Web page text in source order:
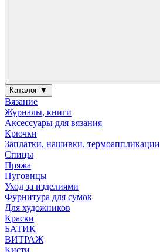
Каталог ▼
Вязание
Журналы, книги
Аксессуары для вязания
Крючки
Заплатки, нашивки, термоаппликации
Спицы
Пряжа
Пуговицы
Уход за изделиями
Фурнитура для сумок
Для художников
Краски
БАТИК
ВИТРАЖ
Кисти